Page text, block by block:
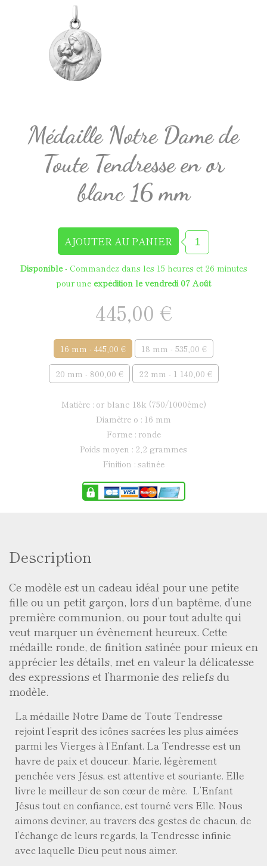
Médaille Notre Dame de
Toute Tendresse en or
blanc 16 mm
Disponible- Commandez dans les 15 heures et 26 minutes
pour une expédition le vendredi 07 Août
445,00 €
16 mm - 445,00 € 18 mm - 535,00 €
20 mm - 800,00 € 22 mm - 1 140,00 €
matière : or blanc 18k (750/1000ème)
diamètre ø : 16 mm
forme : ronde
poids moyen : 2,2 grammes
finition : satinée
Description
Ce modèle est un cadeau idéal pour une petite
fille ou un petit garçon, lors d’un baptême, d’une
première communion, ou pour tout adulte qui
veut marquer un évènement heureux. Cette
médaille ronde, de finition satinée pour mieux en
apprécier les détails, met en valeur la délicatesse
des expressions et l’harmonie des reliefs du
modèle.
La médaille Notre Dame de Toute Tendresse
rejoint l’esprit des icônes sacrées les plus aimées
parmi les Vierges à l’Enfant. La Tendresse est un
havre de paix et douceur. Marie, légèrement
penchée vers Jésus, est attentive et souriante. Elle
livre le meilleur de son cœur de mère. L’Enfant
Jésus tout en confiance, est tourné vers Elle. Nous
aimons deviner, au travers des gestes de chacun, de
l’échange de leurs regards, la Tendresse infinie
avec laquelle Dieu peut nous aimer.